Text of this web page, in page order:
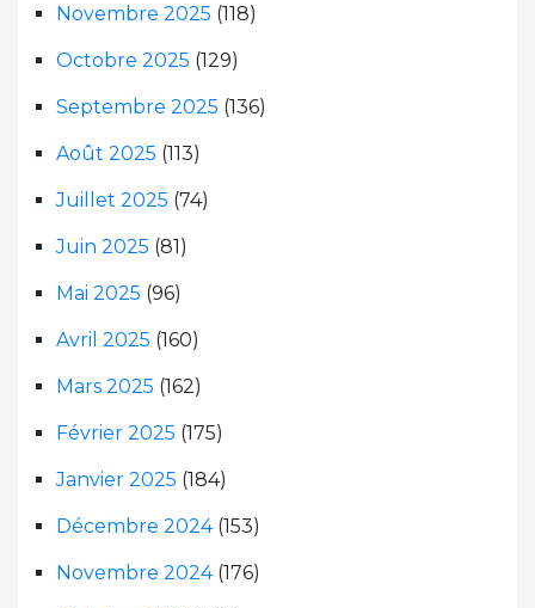
Novembre 2025 (118)
Octobre 2025 (129)
Septembre 2025 (136)
Août 2025 (113)
Juillet 2025 (74)
Juin 2025 (81)
Mai 2025 (96)
Avril 2025 (160)
Mars 2025 (162)
Février 2025 (175)
Janvier 2025 (184)
Décembre 2024(153)
Novembre 2024(176)